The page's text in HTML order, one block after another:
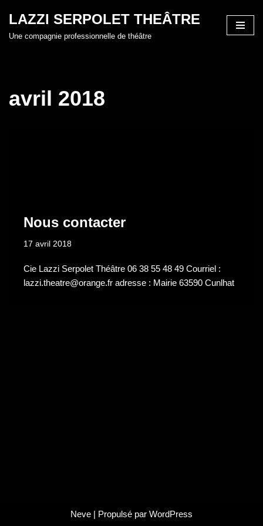
Aller
LAZZI SERPOLET THEÂTRE
Une compagnie professionnelle de théâtre
avril 2018
Nous contacter
17 avril 2018
Cie Lazzi Serpolet Théâtre 06 38 55 48 49 Courriel :
lazzi.theatre@orange.fr adresse : Mairie 63590 Cunlhat
Neve | Propulsé par WordPress